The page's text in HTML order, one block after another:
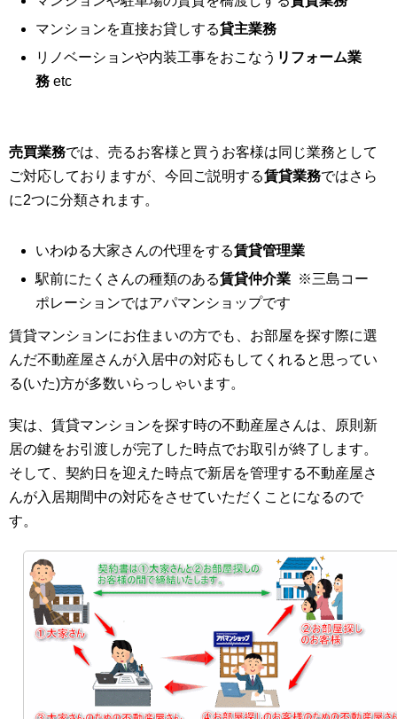
マンションを直接お貸しする貸主業務
リノベーションや内装工事をおこなう リフォーム業
務 etc
売買業務では、売るお客様と買うお客様は同じ業務として
ご対応しておりますが、今回ご説明する賃貸業務ではさら
に2つに分類されます。
いわゆる大家さんの代理をする賃貸管理業
駅前にたくさんの種類のある賃貸仲介業 ※三島コー
ポレーションではアパマンショップです
賃貸マンションにお住まいの方でも、お部屋を探す際に選
んだ不動産屋さんが入居中の対応もしてくれると思ってい
る(いた)方が多数いらっしゃいます。
実は、賃貸マンションを探す時の不動産屋さんは、原則新
居の鍵をお引渡しが完了した時点でお取引が終了します。
そして、契約日を迎えた時点で新居を管理する不動産屋さ
んが入居期間中の対応をさせていただくことになるので
す。